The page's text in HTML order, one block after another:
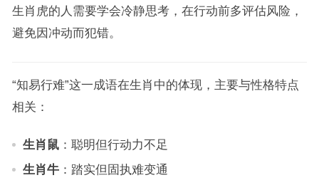
生肖虎的人需要学会冷静思考，在行动前多评估风险，
避免因冲动而犯错。
“知易行难”这一成语在生肖中的体现，主要与性格特点
相关：
生肖鼠：聪明但行动力不足
生肖牛：踏实但固执难变通